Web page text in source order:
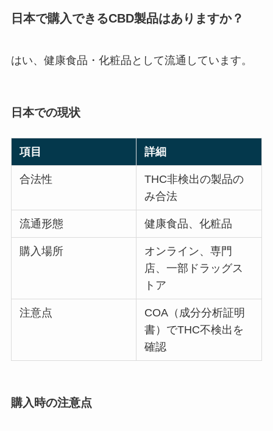
日本で購入できるCBD製品はありますか？
はい、健康食品・化粧品として流通しています。
日本での現状
項目 詳細
合法性
THC非検出の製品の
み合法
流通形態 健康食品、化粧品
購入場所
オンライン、専門
店、一部ドラッグス
トア
注意点
COA（成分分析証明
書）でTHC不検出を
確認
購入時の注意点